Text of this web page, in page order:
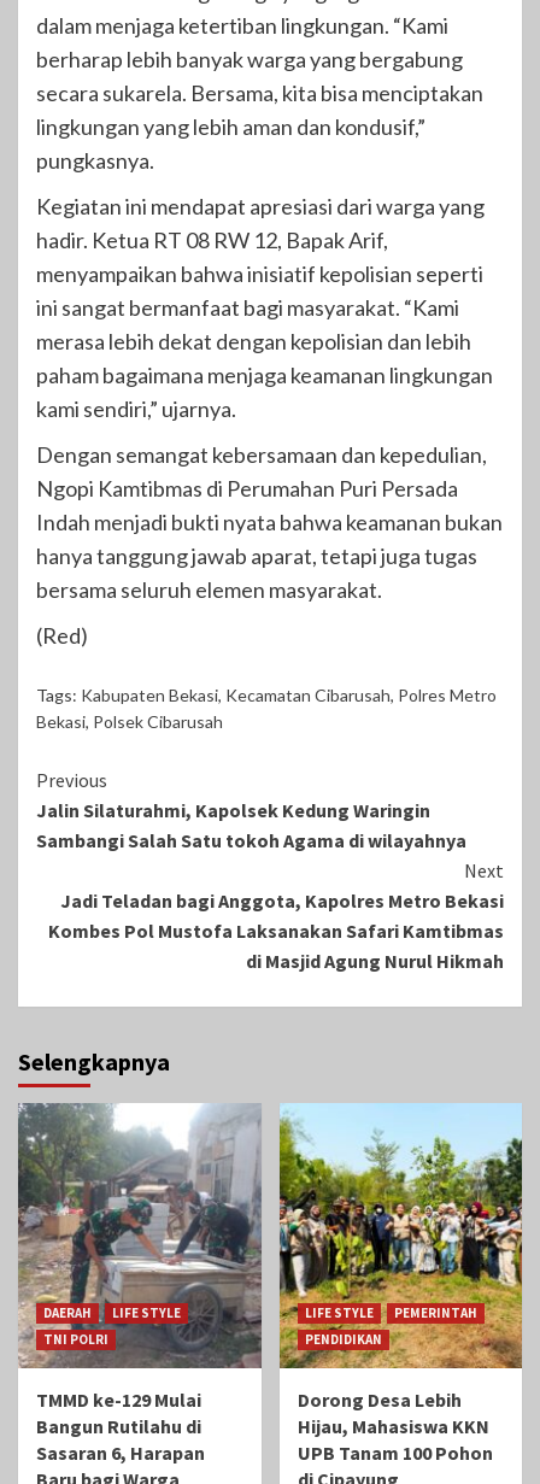
dalam menjaga ketertiban lingkungan. “Kami
berharap lebih banyak warga yang bergabung
secara sukarela. Bersama, kita bisa menciptakan
lingkungan yang lebih aman dan kondusif,”
pungkasnya.
Kegiatan ini mendapat apresiasi dari warga yang
hadir. Ketua RT 08 RW 12, Bapak Arif,
menyampaikan bahwa inisiatif kepolisian seperti
ini sangat bermanfaat bagi masyarakat. “Kami
merasa lebih dekat dengan kepolisian dan lebih
paham bagaimana menjaga keamanan lingkungan
kami sendiri,” ujarnya.
Dengan semangat kebersamaan dan kepedulian,
Ngopi Kamtibmas di Perumahan Puri Persada
Indah menjadi bukti nyata bahwa keamanan bukan
hanya tanggung jawab aparat, tetapi juga tugas
bersama seluruh elemen masyarakat.
(Red)
Tags: Kabupaten Bekasi, Kecamatan Cibarusah, Polres Metro
Bekasi, Polsek Cibarusah
Continue
Reading
Previous
Jalin Silaturahmi, Kapolsek Kedung Waringin
Sambangi Salah Satu tokoh Agama di wilayahnya
Next
Jadi Teladan bagi Anggota, Kapolres Metro Bekasi
Kombes Pol Mustofa Laksanakan Safari Kamtibmas
di Masjid Agung Nurul Hikmah
Selengkapnya
DAERAH
LIFE STYLE
TNI POLRI
TMMD ke-129 Mulai
Bangun Rutilahu di
Sasaran 6, Harapan
Baru bagi Warga
LIFE STYLE
PEMERINTAH
PENDIDIKAN
Dorong Desa Lebih
Hijau, Mahasiswa KKN
UPB Tanam 100 Pohon
di Cipayung